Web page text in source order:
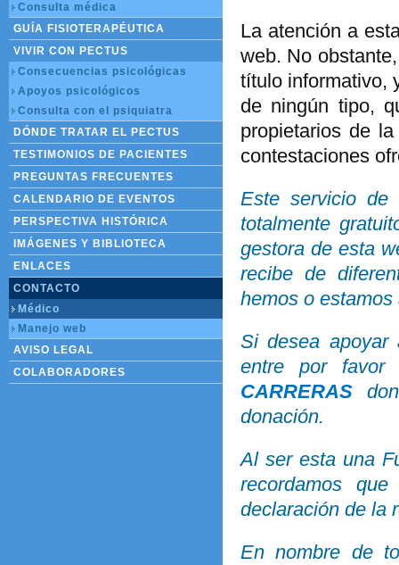
La atención a
web. No
título informativo,
de ningún tipo,
propietarios de
contestaciones
Este servicio de
totalmente
gestora de esta
recibe de
hemos o estamos
Si desea apoyar
entre por
CARRERAS
donación.
Al ser esta una
recordamos
declaración de la
En nombre de
Consulta médica
GUÍA FISIOTERAPÉUTICA
VIVIR CON PECTUS
Consecuencias psicológicas
Apoyos psicológicos
Consulta con el psiquiatra
DÓNDE TRATAR EL PECTUS
TESTIMONIOS DE PACIENTES
PREGUNTAS FRECUENTES
CALENDARIO DE EVENTOS
PERSPECTIVA HISTÓRICA
IMÁGENES Y BIBLIOTECA
ENLACES
CONTACTO
Médico
Manejo web
AVISO LEGAL
COLABORADORES